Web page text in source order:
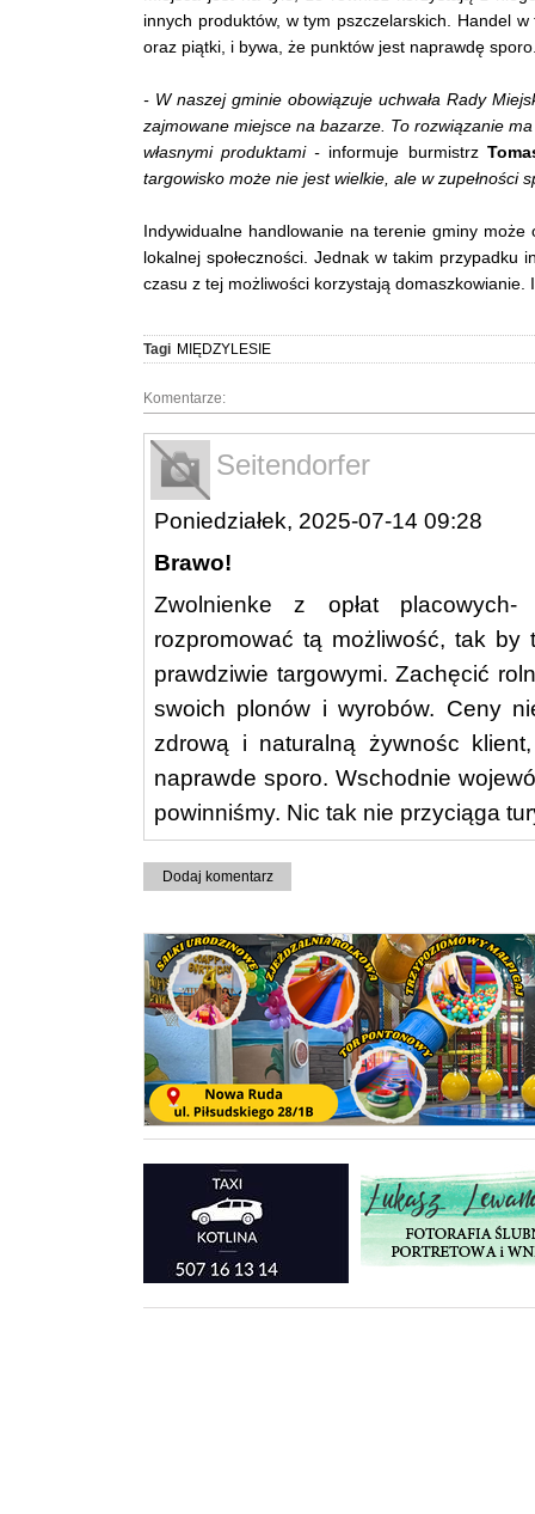
innych produktów, w tym pszczelarskich. Handel
oraz piątki, i bywa, że punktów jest naprawdę
- W naszej gminie obowiązuje uchwała Rady
zajmowane miejsce na bazarze. To rozwiązanie
własnymi produktami - informuje burmistrz
targowisko może nie jest wielkie, ale w zupełności
Indywidualne handlowanie na terenie gminy
lokalnej społeczności. Jednak w takim przypadku
czasu z tej możliwości korzystają domaszkowianie.
Tagi MIĘDZYLESIE
Komentarze:
Seitendorfer
Poniedziałek, 2025-07-14 09:28
Brawo!
Zwolnienke z opłat
rozpromować tą możliwość, tak by
prawdziwie targowymi. Zachęcić
swoich plonów i wyrobów. Ceny
zdrową i naturalną żywnośc
naprawde sporo. Wschodnie
powinniśmy. Nic tak nie przyciąga
Dodaj komentarz